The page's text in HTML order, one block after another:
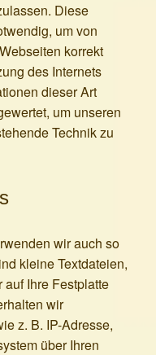
Diese
um von
korrekt
des Internets
dieser Art
um unseren
Technik zu
wir auch so
kleine Textdateien,
Ihre Festplatte
wir
z. B. IP-Adresse,
über Ihren